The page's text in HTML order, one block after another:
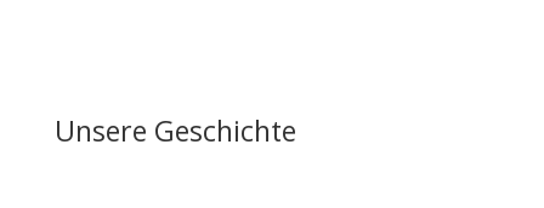
Unsere Geschichte